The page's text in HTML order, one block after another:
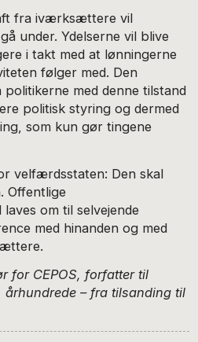
fra iværksættere vil
under. Ydelserne vil blive
i takt med at lønningerne
følger med. Den
med denne tilstand
politisk styring og dermed
som kun gør tingene
velfærdsstaten: Den skal
Offentlige
om til selvejende
med hinanden og med
for CEPOS, forfatter til
århundrede – fra tilsanding til